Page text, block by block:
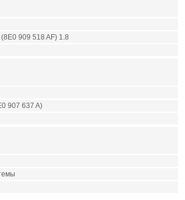
909 518 AF) 1.8
907 637 A)